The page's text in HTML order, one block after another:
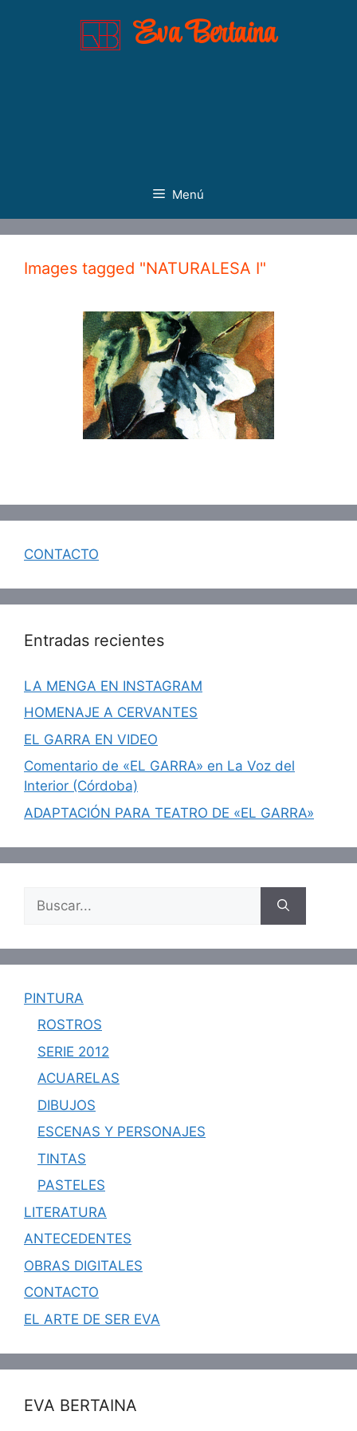
Eva Bertaina
Menú
Images tagged "NATURALESA I"
CONTACTO
Entradas recientes
LA MENGA EN INSTAGRAM
HOMENAJE A CERVANTES
EL GARRA EN VIDEO
Comentario de «EL GARRA» en La Voz del
Interior (Córdoba)
ADAPTACIÓN PARA TEATRO DE «EL GARRA»
PINTURA
ROSTROS
SERIE 2012
ACUARELAS
DIBUJOS
ESCENAS Y PERSONAJES
TINTAS
PASTELES
LITERATURA
ANTECEDENTES
OBRAS DIGITALES
CONTACTO
EL ARTE DE SER EVA
EVA BERTAINA